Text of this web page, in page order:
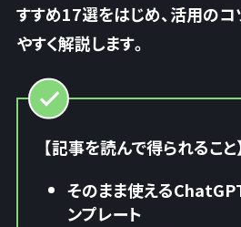
すすめ17選をはじめ、活用の
やすく解説します。
【記事を読んで得られること】
そのまま使える
ンプレート